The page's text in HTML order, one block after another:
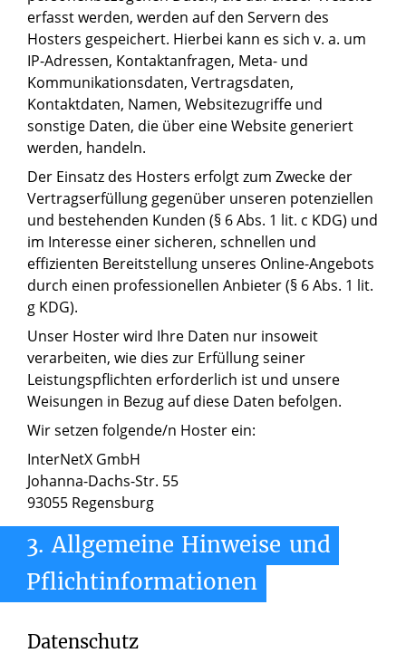
erfasst werden, werden auf den Servern des
Hosters gespeichert. Hierbei kann es sich v. a. um
IP-Adressen, Kontaktanfragen, Meta- und
Kommunikationsdaten, Vertragsdaten,
Kontaktdaten, Namen, Websitezugriffe und
sonstige Daten, die über eine Website generiert
werden, handeln.
Der Einsatz des Hosters erfolgt zum Zwecke der
Vertragserfüllung gegenüber unseren potenziellen
und bestehenden Kunden (§ 6 Abs. 1 lit. c KDG) und
im Interesse einer sicheren, schnellen und
effizienten Bereitstellung unseres Online-Angebots
durch einen professionellen Anbieter (§ 6 Abs. 1 lit.
g KDG).
Unser Hoster wird Ihre Daten nur insoweit
verarbeiten, wie dies zur Erfüllung seiner
Leistungspflichten erforderlich ist und unsere
Weisungen in Bezug auf diese Daten befolgen.
Wir setzen folgende/n Hoster ein:
InterNetX GmbH
Johanna-Dachs-Str. 55
93055 Regensburg
3. Allgemeine Hinweise und
Pflichtinformationen
Datenschutz